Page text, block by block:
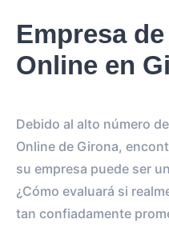
Empresa
Online en
Debido al alto número
Online de Girona,
su empresa puede ser
¿Cómo evaluará si
tan confiadamente